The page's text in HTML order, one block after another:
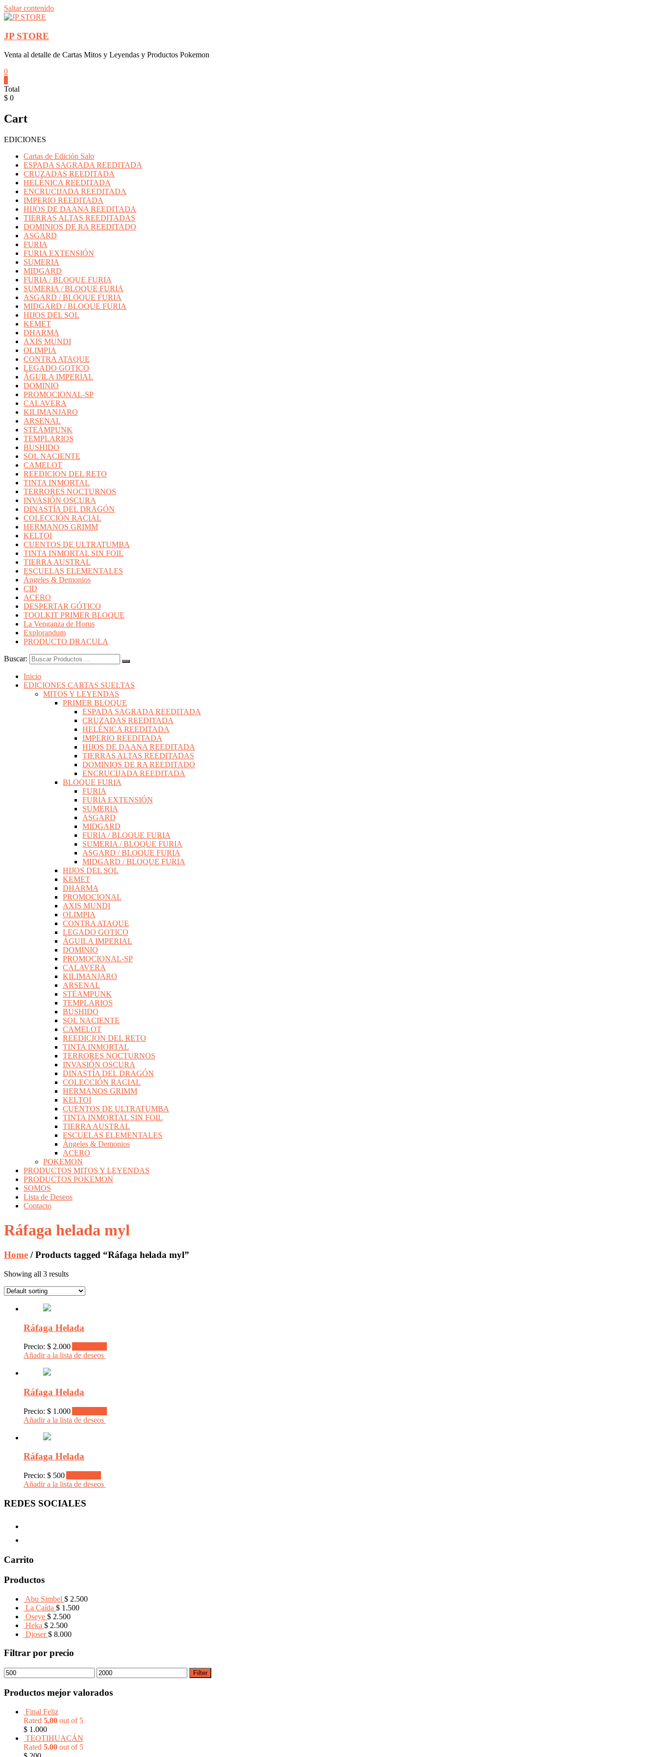
Saltar contenido
JP STORE
Venta al detalle de Cartas Mitos y Leyendas y Productos Pokemon
0
Total
$ 0
Cart
EDICIONES
Cartas de Edición Salo
ESPADA SAGRADA REEDITADA
CRUZADAS REEDITADA
HELÉNICA REEDITADA
ENCRUCIJADA REEDITADA
IMPERIO REEDITADA
HIJOS DE DAANA REEDITADA
TIERRAS ALTAS REEDITADAS
DOMINIOS DE RA REEDITADO
ASGARD
FURIA
FURIA EXTENSIÓN
SUMERIA
MIDGARD
FURIA / BLOQUE FURIA
SUMERIA / BLOQUE FURIA
ASGARD / BLOQUE FURIA
MIDGARD / BLOQUE FURIA
HIJOS DEL SOL
KEMET
DHARMA
AXIS MUNDI
OLIMPIA
CONTRA ATAQUE
LEGADO GOTICO
ÁGUILA IMPERIAL
DOMINIO
PROMOCIONAL-SP
CALAVERA
KILIMANJARO
ARSENAL
STEAMPUNK
TEMPLARIOS
BUSHIDO
SOL NACIENTE
CAMELOT
REEDICION DEL RETO
TINTA INMORTAL
TERRORES NOCTURNOS
INVASIÓN OSCURA
DINASTÍA DEL DRAGÓN
COLECCIÓN RACIAL
HERMANOS GRIMM
KELTOI
CUENTOS DE ULTRATUMBA
TINTA INMORTAL SIN FOIL
TIERRA AUSTRAL
ESCUELAS ELEMENTALES
Ángeles & Demonios
CID
ACERO
DESPERTAR GÓTICO
TOOLKIT PRIMER BLOQUE
La Venganza de Horus
Explorandum
PRODUCTO DRACULA
Buscar:
Inicio
EDICIONES CARTAS SUELTAS
MITOS Y LEYENDAS
PRIMER BLOQUE
ESPADA SAGRADA REEDITADA
CRUZADAS REEDITADA
HELÉNICA REEDITADA
IMPERIO REEDITADA
HIJOS DE DAANA REEDITADA
TIERRAS ALTAS REEDITADAS
DOMINIOS DE RA REEDITADO
ENCRUCIJADA REEDITADA
BLOQUE FURIA
FURIA
FURIA EXTENSIÓN
SUMERIA
ASGARD
MIDGARD
FURIA / BLOQUE FURIA
SUMERIA / BLOQUE FURIA
ASGARD / BLOQUE FURIA
MIDGARD / BLOQUE FURIA
HIJOS DEL SOL
KEMET
DHARMA
PROMOCIONAL
AXIS MUNDI
OLIMPIA
CONTRA ATAQUE
LEGADO GOTICO
ÁGUILA IMPERIAL
DOMINIO
PROMOCIONAL-SP
CALAVERA
KILIMANJARO
ARSENAL
STEAMPUNK
TEMPLARIOS
BUSHIDO
SOL NACIENTE
CAMELOT
REEDICION DEL RETO
TINTA INMORTAL
TERRORES NOCTURNOS
INVASIÓN OSCURA
DINASTÍA DEL DRAGÓN
COLECCIÓN RACIAL
HERMANOS GRIMM
KELTOI
CUENTOS DE ULTRATUMBA
TINTA INMORTAL SIN FOIL
TIERRA AUSTRAL
ESCUELAS ELEMENTALES
Ángeles & Demonios
ACERO
POKEMON
PRODUCTOS MITOS Y LEYENDAS
PRODUCTOS POKEMON
SOMOS
Lista de Deseos
Contacto
Ráfaga helada myl
Home / Products tagged “Ráfaga helada myl”
Showing all 3 results
Ráfaga Helada
Precio: $ 2.000
Añadir a la lista de deseos
Ráfaga Helada
Precio: $ 1.000
Añadir a la lista de deseos
Ráfaga Helada
Precio: $ 500
Añadir a la lista de deseos
REDES SOCIALES
Carrito
Productos
Abu Simbel $ 2.500
La Caída $ 1.500
Oseye $ 2.500
Heka $ 2.500
Djoser $ 8.000
Filtrar por precio
Filter
Productos mejor valorados
Final Feliz
Rated 5.00 out of 5
$ 1.000
TEOTIHUACÁN
Rated 5.00 out of 5